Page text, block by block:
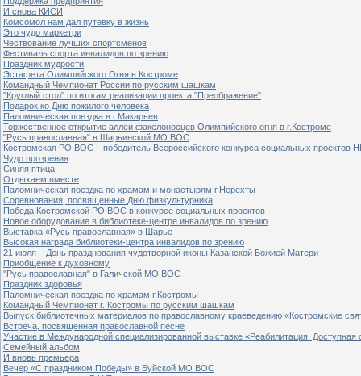
И снова КИСИ
Комсомол нам дал путевку в жизнь
Это чудо маркетри
Чествование лучших спортсменов
Фестиваль спорта инвалидов по зрению
Праздник мудрости
Эстафета Олимпийского Огня в Костроме
Командный Чемпионат России по русским шашкам
"Круглый стол" по итогам реализации проекта "Преображение"
Подарок ко Дню пожилого человека
Паломническая поездка в г.Макарьев
Торжественное открытие аллеи факелоносцев Олимпийского огня в г.Костроме
"Русь православная" в Шарьинской МО ВОС
Костромская РО ВОС – победитель Всероссийского конкурса социальных проектов
Чудо прозрения
Синяя птица
Отдыхаем вместе
Паломническая поездка по храмам и монастырям г.Нерехты
Соревнования, посвященные Дню физкультурника
Победа Костромской РО ВОС в конкурсе социальных проектов
Новое оборудование в библиотеке-центре инвалидов по зрению
Выставка «Русь православная» в Шарье
Высокая награда библиотеки-центра инвалидов по зрению
21 июля – День празднования чудотворной иконы Казанской Божией Матери
Приобщение к духовному
"Русь православная" в Галичской МО ВОС
Праздник здоровья
Паломническая поездка по храмам г.Костромы
Командный Чемпионат г. Костромы по русским шашкам
Выпуск библиотечных материалов по православному краеведению «Костромские
Встреча, посвященная православной песне
Участие в Международной специализированной выставке «Реабилитация. Доступная
Семейный альбом
И вновь премьера
Вечер «С праздником Победы» в Буйской МО ВОС